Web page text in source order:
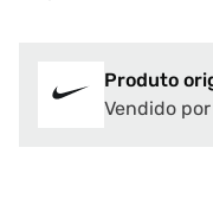
Produto
Vendido